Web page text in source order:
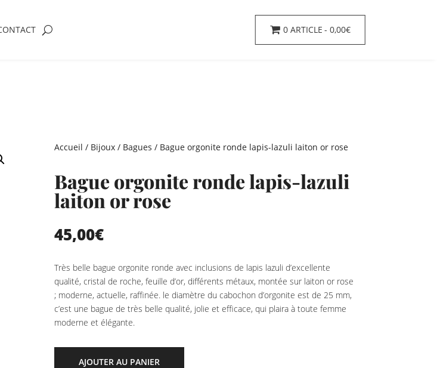
0 ARTICLE 0,00€
Accueil / Bijoux/ Bagues / Bague orgonite ronde lapis-lazuli laiton or rose
Bague orgonite ronde lapis-lazuli
laiton or rose
45,00€
Très belle bague orgonite ronde avec inclusions de lapis lazuli d’excellente
qualité, cristal de roche, feuille d’or, différents métaux, montée sur laiton or rose
; moderne, actuelle, raffinée. le diamètre du cabochon d’orgonite est de 25 mm,
c’est une bague de très belle qualité, jolie et efficace, qui plaira à toute femme
moderne et élégante.
AJOUTER AU PANIER